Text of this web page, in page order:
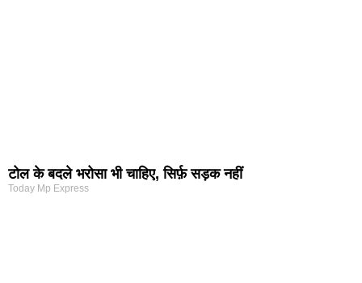
टोल के बदले भरोसा भी चाहिए, सिर्फ़ सड़क नहीं
Today Mp Express